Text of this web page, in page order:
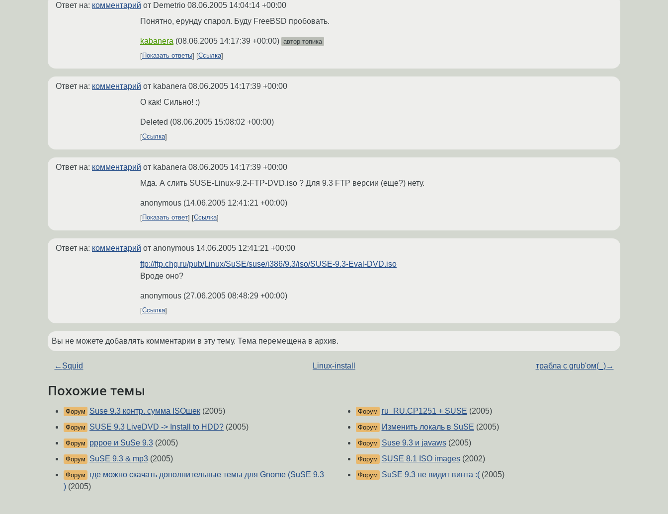
Ответ на: комментарий от Demetrio 08.06.2005 14:04:14 +00:00
Понятно, ерунду спарол. Буду FreeBSD пробовать.
kabanera (08.06.2005 14:17:39 +00:00) автор топика
Показать ответы
Ссылка
Ответ на: комментарий от kabanera 08.06.2005 14:17:39 +00:00
О как! Сильно! :)
Deleted (08.06.2005 15:08:02 +00:00)
Ссылка
Ответ на: комментарий от kabanera 08.06.2005 14:17:39 +00:00
Мда. А слить SUSE-Linux-9.2-FTP-DVD.iso ? Для 9.3 FTP версии (еще?) нету.
anonymous (14.06.2005 12:41:21 +00:00)
Показать ответ Ссылка
Ответ на: комментарий от anonymous 14.06.2005 12:41:21 +00:00
ftp://ftp.chg.ru/pub/Linux/SuSE/suse/i386/9.3/iso/SUSE-9.3-Eval-DVD.iso
Вроде оно?
anonymous (27.06.2005 08:48:29 +00:00)
Ссылка
Вы не можете добавлять комментарии в эту тему. Тема перемещена в архив.
← Squid Linux-install трабла с grub'ом(_)→
Похожие темы
Форум Suse 9.3 контр. сумма ISOшек (2005)
Форум SUSE 9.3 LiveDVD -> Install to HDD? (2005)
Форум pppoe и SuSe 9.3 (2005)
Форум SuSE 9.3 & mp3 (2005)
Форум
где можно скачать дополнительные темы для Gnome (SuSE 9.3
) (2005)
Форум ru_RU.CP1251 + SUSE (2005)
Форум Изменить локаль в SuSE (2005)
Форум Suse 9.3 и javaws(2005)
Форум SUSE 8.1 ISO images(2002)
Форум SuSE 9.3 не видит винта :((2005)